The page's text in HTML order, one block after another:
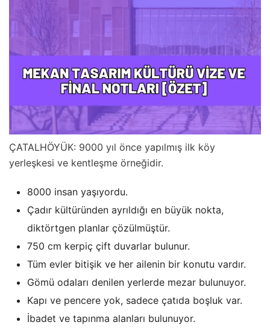
ÇATALHÖYÜK: 9000 yıl önce yapılmış ilk köy
yerleşkesi ve kentleşme örneğidir.
8000 insan yaşıyordu.
Çadır kültüründen ayrıldığı en büyük nokta,
diktörtgen planlar çözülmüştür.
750 cm kerpiç çift duvarlar bulunur.
Tüm evler bitişik ve her ailenin bir konutu vardır.
Gömü odaları denilen yerlerde mezar bulunuyor.
Kapı ve pencere yok, sadece çatıda boşluk var.
İbadet ve tapınma alanları bulunuyor.